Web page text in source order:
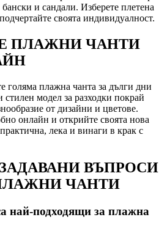
и сандали. Изберете плетена
своята индивидуалност.
ПЛАЖНИ ЧАНТИ
голяма плажна чанта за дълги дни
модел за разходки покрай
от дизайни и цветове.
онлайн и открийте своята нова
лека и винаги в крак с
ЗАДАВАНИ ВЪПРОСИ
ЧАНТИ
най-подходящи за плажна